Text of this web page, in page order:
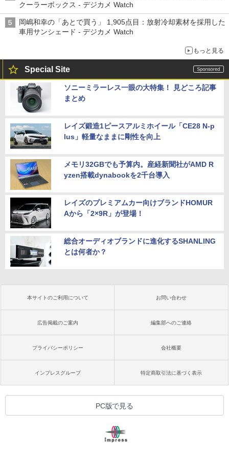
クーラーボックス - デジカメ Watch
岡嶋和幸の「あとで買う」 1,905点目：放射冷却素材を採用した
車用サンシェード - デジカメ Watch
もっと見る
Special Site
ソニーミラーレス一眼の大特集！ 見どころ記事
まとめ
レイズ鍛造1ピースアルミホイール「CE28 N-p
lus」軽量なままに剛性を向上
メモリ32GBでも予算内。産経新聞社がAMD R
yzen搭載dynabookを2千台導入
レイズのプレミアムカー向けブランドHOMUR
Aから「2×9R」が登場！
総合オーディオブランドに進化するSHANLING
とは何者か？
本サイトのご利用について お問い合わせ
広告掲載のご案内 編集部へのご連絡
プライバシーポリシー 会社概要
インプレスグループ 特定商取引法に基づく表示
PC版で見る